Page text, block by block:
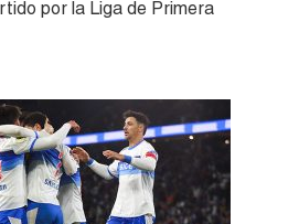
por la Liga de Primera